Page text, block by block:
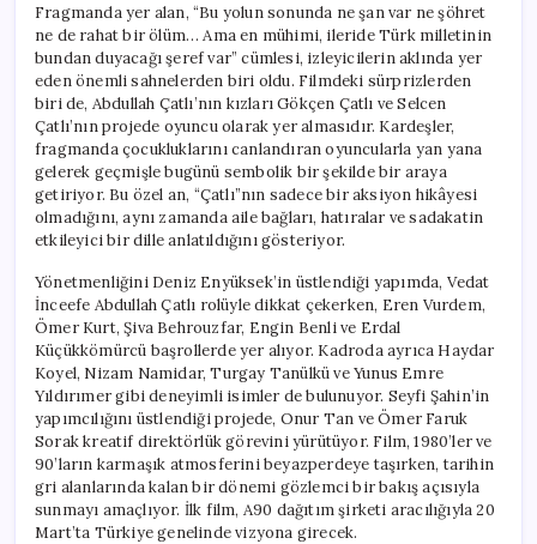
Fragmanda yer alan, “Bu yolun sonunda ne şan var ne şöhret
ne de rahat bir ölüm… Ama en mühimi, ileride Türk milletinin
bundan duyacağı şeref var” cümlesi, izleyicilerin aklında yer
eden önemli sahnelerden biri oldu. Filmdeki sürprizlerden
biri de, Abdullah Çatlı’nın kızları Gökçen Çatlı ve Selcen
Çatlı’nın projede oyuncu olarak yer almasıdır. Kardeşler,
fragmanda çocukluklarını canlandıran oyuncularla yan yana
gelerek geçmişle bugünü sembolik bir şekilde bir araya
getiriyor. Bu özel an, “Çatlı”nın sadece bir aksiyon hikâyesi
olmadığını, aynı zamanda aile bağları, hatıralar ve sadakatin
etkileyici bir dille anlatıldığını gösteriyor.
Yönetmenliğini Deniz Enyüksek’in üstlendiği yapımda, Vedat
İnceefe Abdullah Çatlı rolüyle dikkat çekerken, Eren Vurdem,
Ömer Kurt, Şiva Behrouzfar, Engin Benli ve Erdal
Küçükkömürcü başrollerde yer alıyor. Kadroda ayrıca Haydar
Koyel, Nizam Namidar, Turgay Tanülkü ve Yunus Emre
Yıldırımer gibi deneyimli isimler de bulunuyor. Seyfi Şahin’in
yapımcılığını üstlendiği projede, Onur Tan ve Ömer Faruk
Sorak kreatif direktörlük görevini yürütüyor. Film, 1980’ler ve
90’ların karmaşık atmosferini beyazperdeye taşırken, tarihin
gri alanlarında kalan bir dönemi gözlemci bir bakış açısıyla
sunmayı amaçlıyor. İlk film, A90 dağıtım şirketi aracılığıyla 20
Mart’ta Türkiye genelinde vizyona girecek.